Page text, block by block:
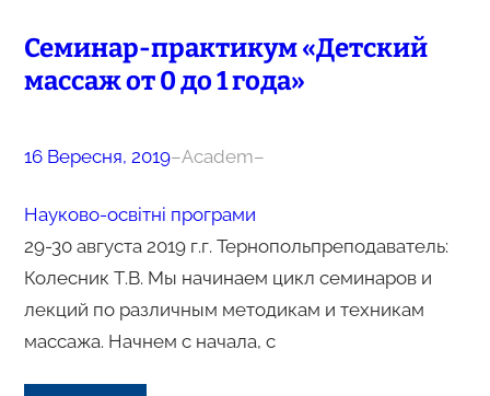
Семинар-практикум «Детский
массаж от 0 до 1 года»
16 Вересня, 2019–Academ–
Науково-освітні програми
29-30 августа 2019 г.г. Тернопольпреподаватель:
Колесник Т.В. Мы начинаем цикл семинаров и
лекций по различным методикам и техникам
массажа. Начнем с начала, с